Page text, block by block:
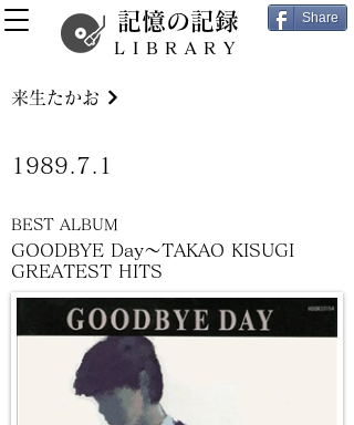
記憶の記録
LIBRARY
Share
GOODBYE Day～TAKAO KISUGI
GREATEST HITS
来生たかお
1989.7.1
BEST ALBUM